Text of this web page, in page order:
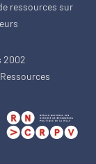
ressources sur
2002